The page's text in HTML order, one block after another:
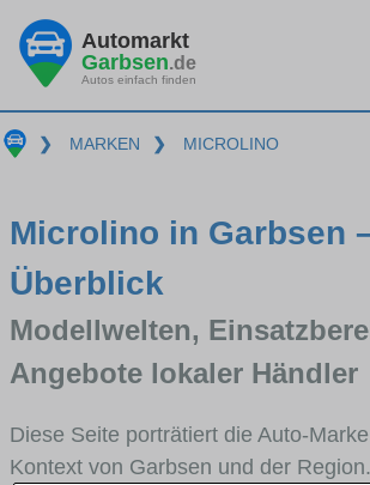
Automarkt
Garbsen.de
Autos einfach finden
❯ MARKEN ❯ MICROLINO
Microlino in Garbsen
Überblick
Modellwelten,
Angebote lokaler Händler
Diese Seite porträtiert die Auto-
Kontext von Garbsen und der